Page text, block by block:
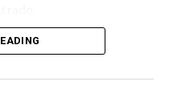
ganham licitação e
que se propõe fazer
da professora,
responder às